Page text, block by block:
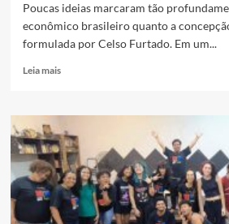
Poucas ideias marcaram tão
econômico brasileiro quanto a
formulada por Celso Furtado. Em um...
Leia maisRead
O
Brasil
precisa
de
um
Banco
Nacional